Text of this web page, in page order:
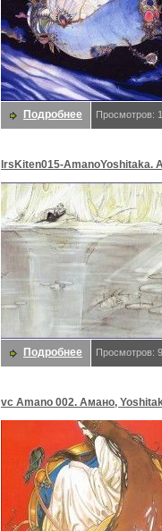
Подробнее Просмотров:
lrsKiten015-AmanoYoshitaka.
Yoshitaka
Подробнее Просмотров:
vc Amano 002. Амано,